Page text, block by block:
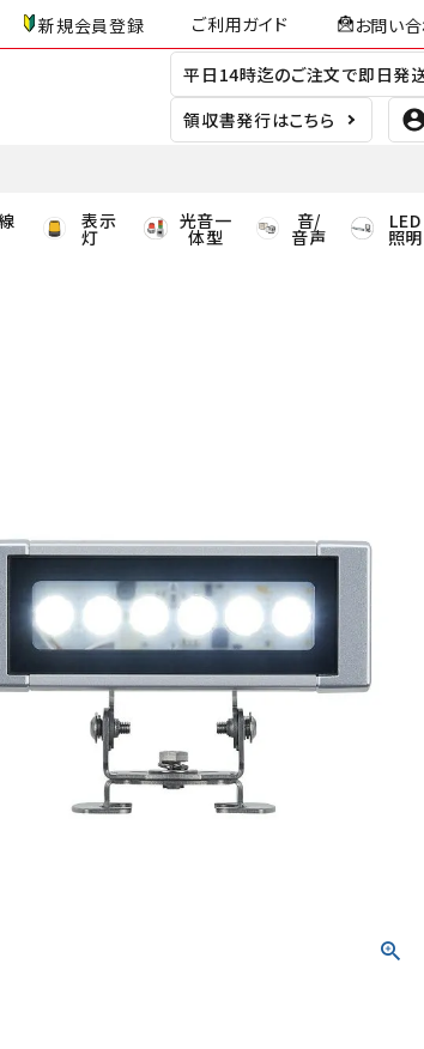
新規会員登録 ご利用ガイド お問い
平日14時迄のご注文で即日発
領収書発行はこちら
表示
灯
光音一
体型
音/
音声
LED
照明